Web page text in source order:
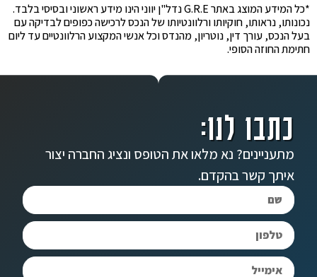
*כל המידע המוצג באתר G.R.E נדל"ן יווני הינו מידע ראשוני ובסיסי בלבד.
נכונותו, נראותו, חוקיותו ורלוונטיותו של הנכס לרכישה כפופים לבדיקה עם
בעל הנכס, עורך דין, נוטריון, מהנדס וכל אנשי המקצוע הרלוונטיים עד ליום
חתימת החוזה הסופי.
כתבו לנו:
מתעניינים? נא מלאו את הטופס ונציג החברה יצור
איתך קשר בהקדם.